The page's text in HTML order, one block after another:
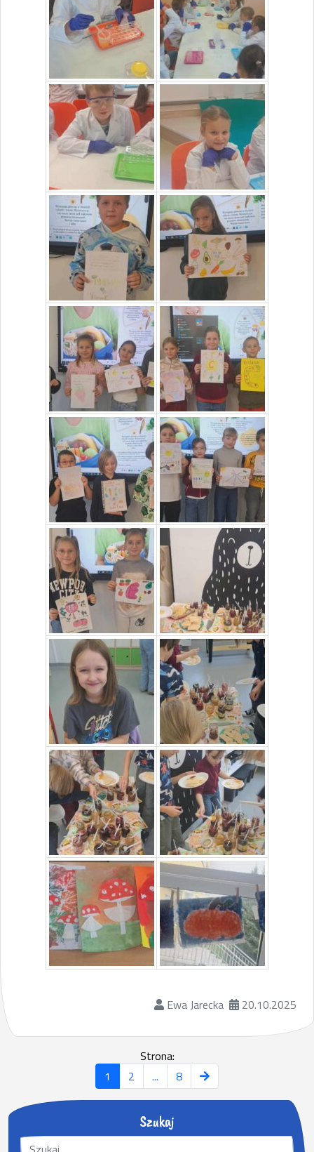
Ewa Jarecka 20.10.2025
Strona:
1
2 ... 8
Szukaj
S